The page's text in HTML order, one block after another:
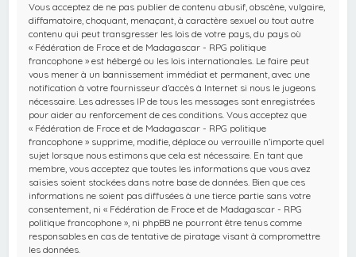
Vous acceptez de ne pas publier de contenu abusif, obscène, vulgaire,
diffamatoire, choquant, menaçant, à caractère sexuel ou tout autre
contenu qui peut transgresser les lois de votre pays, du pays où
« Fédération de Froce et de Madagascar - RPG politique
francophone » est hébergé ou les lois internationales. Le faire peut
vous mener à un bannissement immédiat et permanent, avec une
notification à votre fournisseur d’accès à Internet si nous le jugeons
nécessaire. Les adresses IP de tous les messages sont enregistrées
pour aider au renforcement de ces conditions. Vous acceptez que
« Fédération de Froce et de Madagascar - RPG politique
francophone » supprime, modifie, déplace ou verrouille n’importe quel
sujet lorsque nous estimons que cela est nécessaire. En tant que
membre, vous acceptez que toutes les informations que vous avez
saisies soient stockées dans notre base de données. Bien que ces
informations ne soient pas diffusées à une tierce partie sans votre
consentement, ni « Fédération de Froce et de Madagascar - RPG
politique francophone », ni phpBB ne pourront être tenus comme
responsables en cas de tentative de piratage visant à compromettre
les données.